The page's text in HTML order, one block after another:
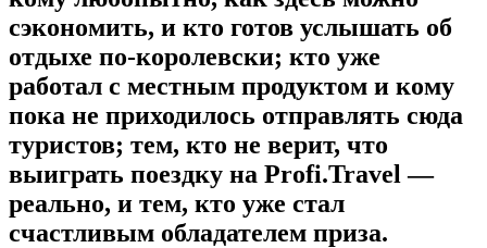
сэкономить, и кто готов услышать об
отдыхе по-королевски; кто уже
работал с местным продуктом и кому
пока не приходилось отправлять сюда
туристов; тем, кто не верит, что
выиграть поездку на Profi.Travel —
реально, и тем, кто уже стал
счастливым обладателем приза.